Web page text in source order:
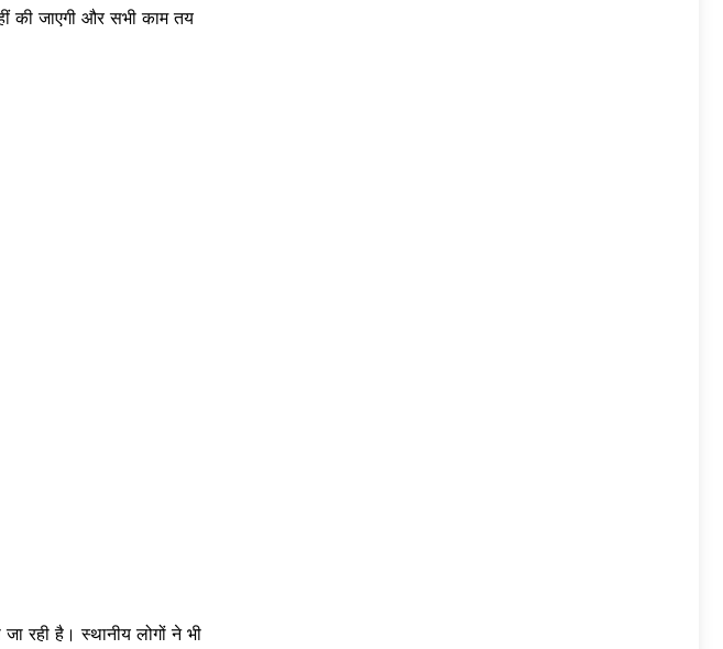
की जाएगी और सभी काम तय
रही है। स्थानीय लोगों ने भी